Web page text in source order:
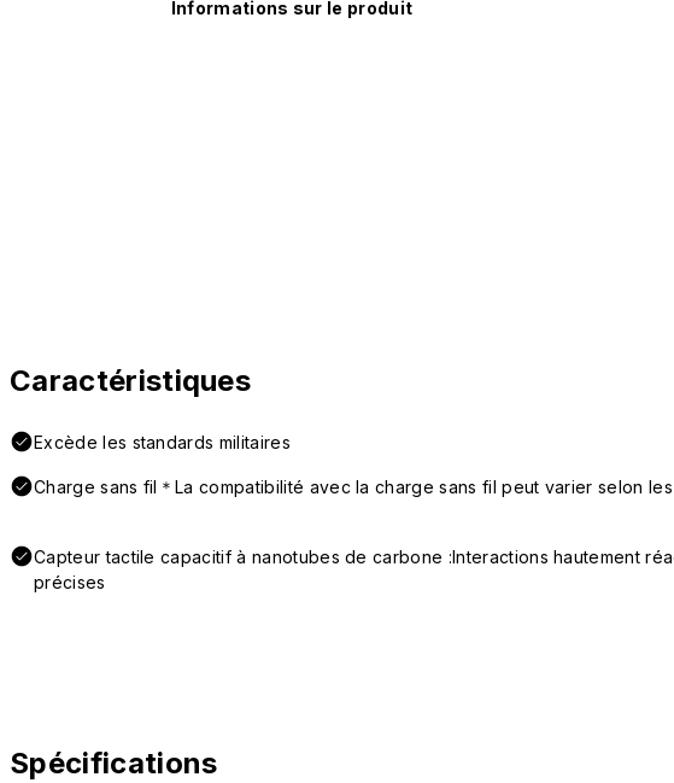
Informations sur le produit
Caractéristiques
Excède les standards militaires
Charge sans fil＊La compatibilité avec la charge sans fil peut varier selon
Capteur tactile capacitif à nanotubes de carbone :Interactions hautement
précises
Spécifications